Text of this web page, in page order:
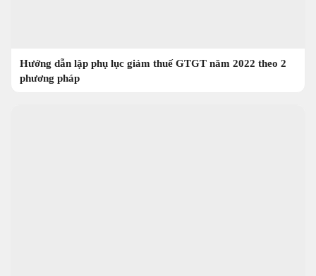
Hướng dẫn lập phụ lục giảm thuế GTGT năm 2022 theo 2
phương pháp